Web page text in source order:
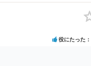
録音することは必須だと考え
役にたった